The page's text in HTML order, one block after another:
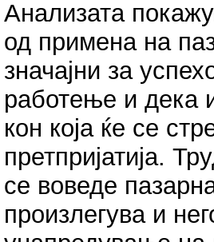
Анализата
од примена на
значајни за
работење и дека
кон која ќе се
претпријатија.
се воведе
произлегува и